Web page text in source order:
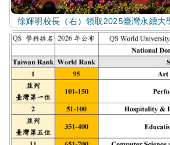
徐輝明校長（右）領取2025臺灣永續大